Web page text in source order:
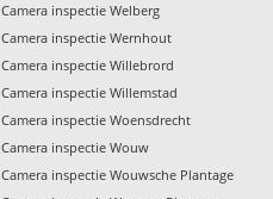
Camera inspectie Welberg
Camera inspectie Wernhout
Camera inspectie Willebrord
Camera inspectie Willemstad
Camera inspectie Woensdrecht
Camera inspectie Wouw
Camera inspectie Wouwsche Plantage